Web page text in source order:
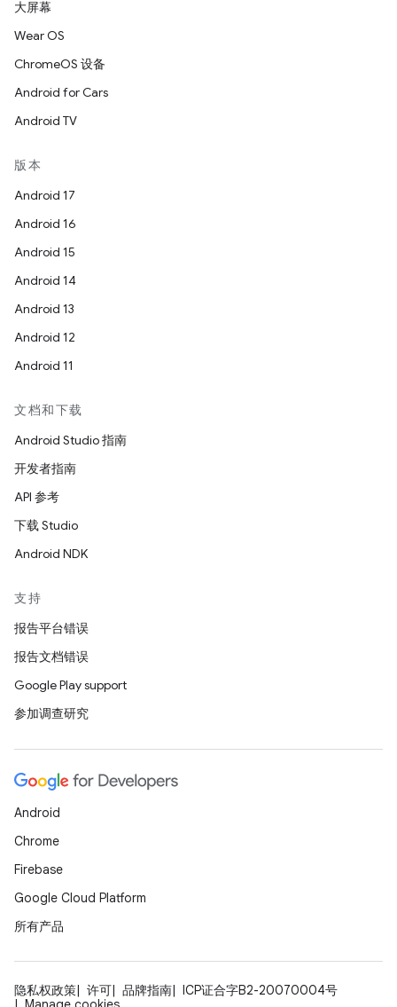
大屏幕
Wear OS
ChromeOS 设备
Android for Cars
Android TV
版本
Android 17
Android 16
Android 15
Android 14
Android 13
Android 12
Android 11
文档和下载
Android Studio 指南
开发者指南
API 参考
下载 Studio
Android NDK
支持
报告平台错误
报告文档错误
Google Play support
参加调查研究
Android
Chrome
Firebase
Google Cloud Platform
所有产品
隐私权政策 许可 品牌指南
ICP证合字B2-20070004号